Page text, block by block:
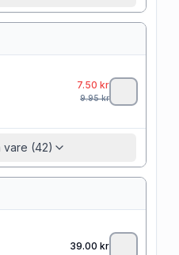
7.50 kr
9.95kr
(42)
39.00 kr